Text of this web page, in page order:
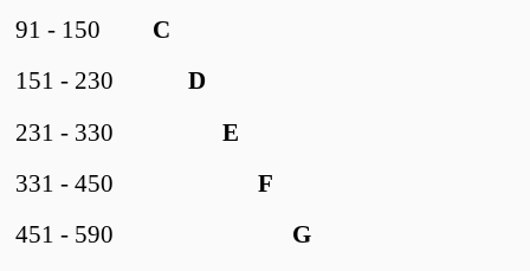
C
91 - 150
D
151 - 230
E
231 - 330
F
331 - 450
G
451 - 590